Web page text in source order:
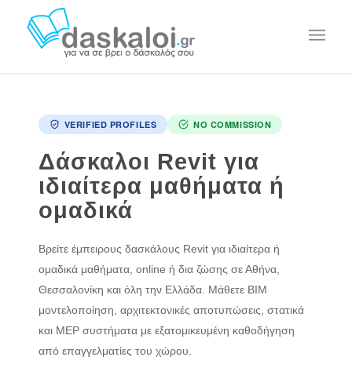
VERIFIED PROFILES NO COMMISSION
Δάσκαλοι Revit για
ιδιαίτερα μαθήματα ή
ομαδικά
Βρείτε έμπειρους δασκάλους Revit για ιδιαίτερα ή
ομαδικά μαθήματα, online ή δια ζώσης σε Αθήνα,
Θεσσαλονίκη και όλη την Ελλάδα. Μάθετε BIM
μοντελοποίηση, αρχιτεκτονικές αποτυπώσεις, στατικά
και MEP συστήματα με εξατομικευμένη καθοδήγηση
από επαγγελματίες του χώρου.